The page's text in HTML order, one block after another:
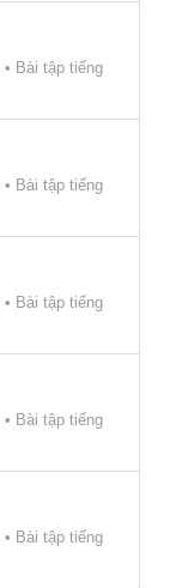
• Bài tập tiếng
• Bài tập tiếng
• Bài tập tiếng
• Bài tập tiếng
• Bài tập tiếng